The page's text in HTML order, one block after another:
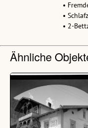
•
•
• 2-
Ähnliche